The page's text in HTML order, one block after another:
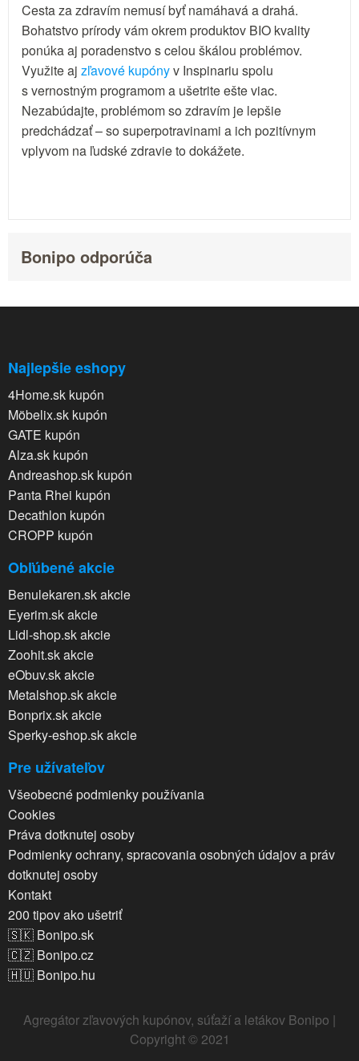
Cesta za zdravím nemusí byť namáhavá a drahá.
Bohatstvo prírody vám okrem produktov BIO kvality
ponúka aj poradenstvo s celou škálou problémov.
Využite aj zľavové kupónyv Inspinariu spolu
s vernostným programom a ušetrite ešte viac.
Nezabúdajte, problémom so zdravím je lepšie
predchádzať – so superpotravinami a ich pozitívnym
vplyvom na ľudské zdravie to dokážete.
Bonipo odporúča
Najlepšie eshopy
4Home.sk kupón
Möbelix.sk kupón
GATE kupón
Alza.sk kupón
Andreashop.sk kupón
Panta Rhei kupón
Decathlon kupón
CROPP kupón
Obľúbené akcie
Benulekaren.sk akcie
Eyerim.sk akcie
Lidl-shop.sk akcie
Zoohit.sk akcie
eObuv.sk akcie
Metalshop.sk akcie
Bonprix.sk akcie
Sperky-eshop.sk akcie
Pre užívateľov
Všeobecné podmienky používania
Cookies
Práva dotknutej osoby
Podmienky ochrany, spracovania osobných údajov a práv
dotknutej osoby
Kontakt
200 tipov ako ušetriť
🇸🇰 Bonipo.sk
🇨🇿 Bonipo.cz
🇭🇺 Bonipo.hu
Agregátor zľavových kupónov, súťaží a letákov Bonipo |
Copyright © 2021